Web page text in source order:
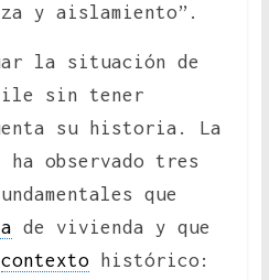
y aislamiento”.
la situación de
sin tener
su historia. La
observado tres
que
de vivienda y que
contextohistórico: